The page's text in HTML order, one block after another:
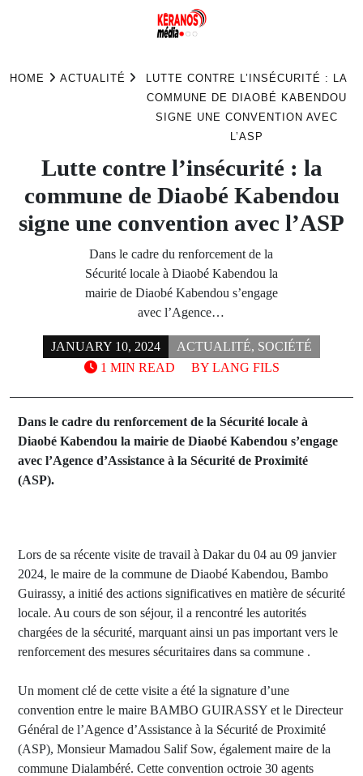
HOME ACTUALITÉ
LUTTE CONTRE L’INSÉCURITÉ : LA
COMMUNE DE DIAOBÉ KABENDOU
SIGNE UNE CONVENTION AVEC
L’ASP
Lutte contre l’insécurité : la
commune de Diaobé Kabendou
signe une convention avec l’ASP
Dans le cadre du renforcement de la
Sécurité locale à Diaobé Kabendou la
mairie de Diaobé Kabendou s’engage
avec l’Agence…
JANUARY 10, 2024 ACTUALITÉ, SOCIÉTÉ
BY LANG FILS
1 MIN READ
Dans le cadre du renforcement de la Sécurité locale à
Diaobé Kabendou la mairie de Diaobé Kabendou s’engage
avec l’Agence d’Assistance à la Sécurité de Proximité
(ASP).
Lors de sa récente visite de travail à Dakar du 04 au 09 janvier
2024, le maire de la commune de Diaobé Kabendou, Bambo
Guirassy, a initié des actions significatives en matière de sécurité
locale. Au cours de son séjour, il a rencontré les autorités
chargées de la sécurité, marquant ainsi un pas important vers le
renforcement des mesures sécuritaires dans sa commune .
Un moment clé de cette visite a été la signature d’une
convention entre le maire BAMBO GUIRASSY et le Directeur
Général de l’Agence d’Assistance à la Sécurité de Proximité
(ASP), Monsieur Mamadou Salif Sow, également maire de la
commune Dialambéré. Cette convention octroie 30 agents